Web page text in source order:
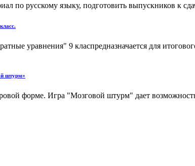
по русскому языку, подготовить выпускников к
уравнения" 9 класпредназначается для
штурм»
форме. Игра "Мозговой штурм" дает